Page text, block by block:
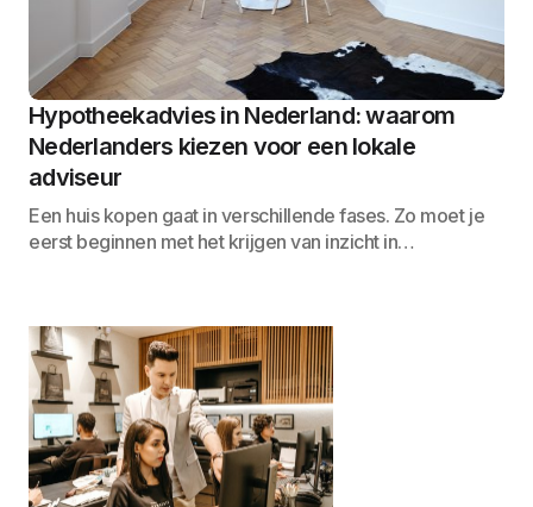
Hypotheekadvies in Nederland: waarom
Nederlanders kiezen voor een lokale
adviseur
Een huis kopen gaat in verschillende fases. Zo moet je
eerst beginnen met het krijgen van inzicht in…